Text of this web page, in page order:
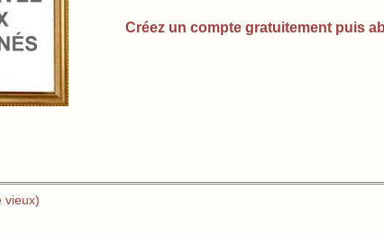
Créez un compte gratuitement puis
vieux)